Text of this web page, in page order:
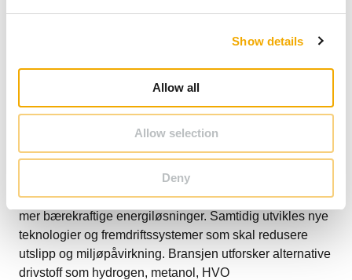
Show details
Allow all
Allow selection
Deny
Maritim sektor står midt i en omfattende omstilling mot
mer bærekraftige energiløsninger. Samtidig utvikles nye
teknologier og fremdriftssystemer som skal redusere
utslipp og miljøpåvirkning. Bransjen utforsker alternative
drivstoff som hydrogen, metanol, HVO